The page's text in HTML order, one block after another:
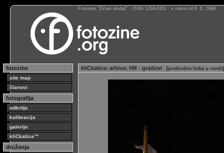
Fotozine “Žičani okidač” : ISSN 1334-0352 : s vama od 6. 6. 1998
fotozine
site map
članovi
fotografija
odkritje
kalibracija
galerije
kliCkalica™
druženja
kliCkalica: arhiva: HR - gradovi [prethodna fotka u rundi]